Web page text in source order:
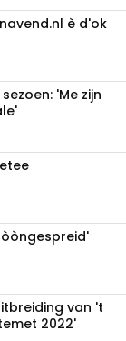
è d'ok
'Me zijn
van 't
2022'